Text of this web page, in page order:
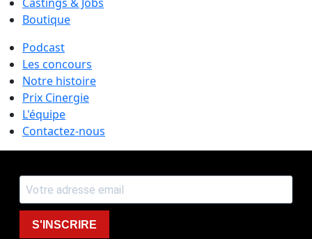
Boutique
Podcast
Les concours
Notre histoire
Prix Cinergie
L'équipe
Contactez-nous
S'INSCRIRE